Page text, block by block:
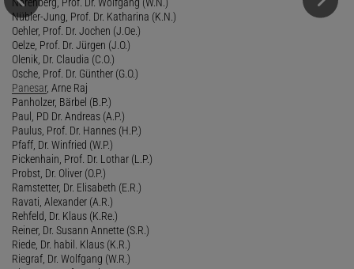
Nübler-Jung, Prof. Dr. Katharina (K.N.)
Oehler, Prof. Dr. Jochen (J.Oe.)
Oelze, Prof. Dr. Jürgen (J.O.)
Olenik, Dr. Claudia (C.O.)
Osche, Prof. Dr. Günther (G.O.)
Panesar, Arne Raj
Panholzer, Bärbel (B.P.)
Paul, PD Dr. Andreas (A.P.)
Paulus, Prof. Dr. Hannes (H.P.)
Pfaff, Dr. Winfried (W.P.)
Pickenhain, Prof. Dr. Lothar (L.P.)
Probst, Dr. Oliver (O.P.)
Ramstetter, Dr. Elisabeth (E.R.)
Ravati, Alexander (A.R.)
Rehfeld, Dr. Klaus (K.Re.)
Reiner, Dr. Susann Annette (S.R.)
Riede, Dr. habil. Klaus (K.R.)
Riegraf, Dr. Wolfgang (W.R.)